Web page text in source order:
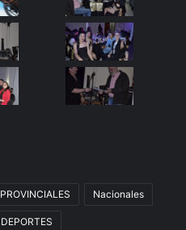
PROVINCIALES Nacionales
DEPORTES